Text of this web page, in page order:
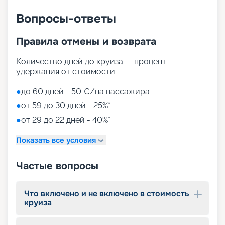
Вопросы-ответы
Правила отмены и возврата
Количество дней до круиза — процент
удержания от стоимости:
●до 60 дней - 50 €/на пассажира
●от 59 до 30 дней - 25%*
●от 29 до 22 дней - 40%*
Показать все условия
Частые вопросы
Что включено и не включено в стоимость
круиза